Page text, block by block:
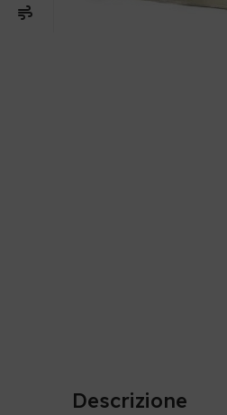
Descrizione